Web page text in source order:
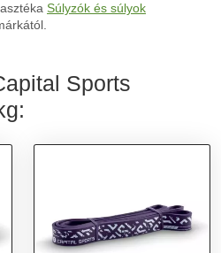
Súlyzók és súlyok
Sports